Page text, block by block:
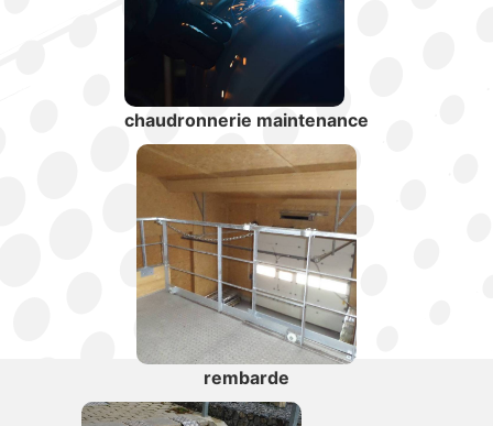
chaudronnerie maintenance
rembarde